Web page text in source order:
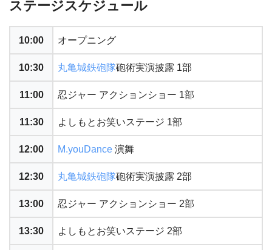
ステージスケジュール
10:00 オープニング
10:30 丸亀城鉄砲隊砲術実演披露 1部
11:00 忍ジャー アクションショー 1部
11:30 よしもとお笑いステージ 1部
12:00 M.youDance 演舞
12:30 丸亀城鉄砲隊砲術実演披露 2部
13:00 忍ジャー アクションショー 2部
13:30 よしもとお笑いステージ 2部